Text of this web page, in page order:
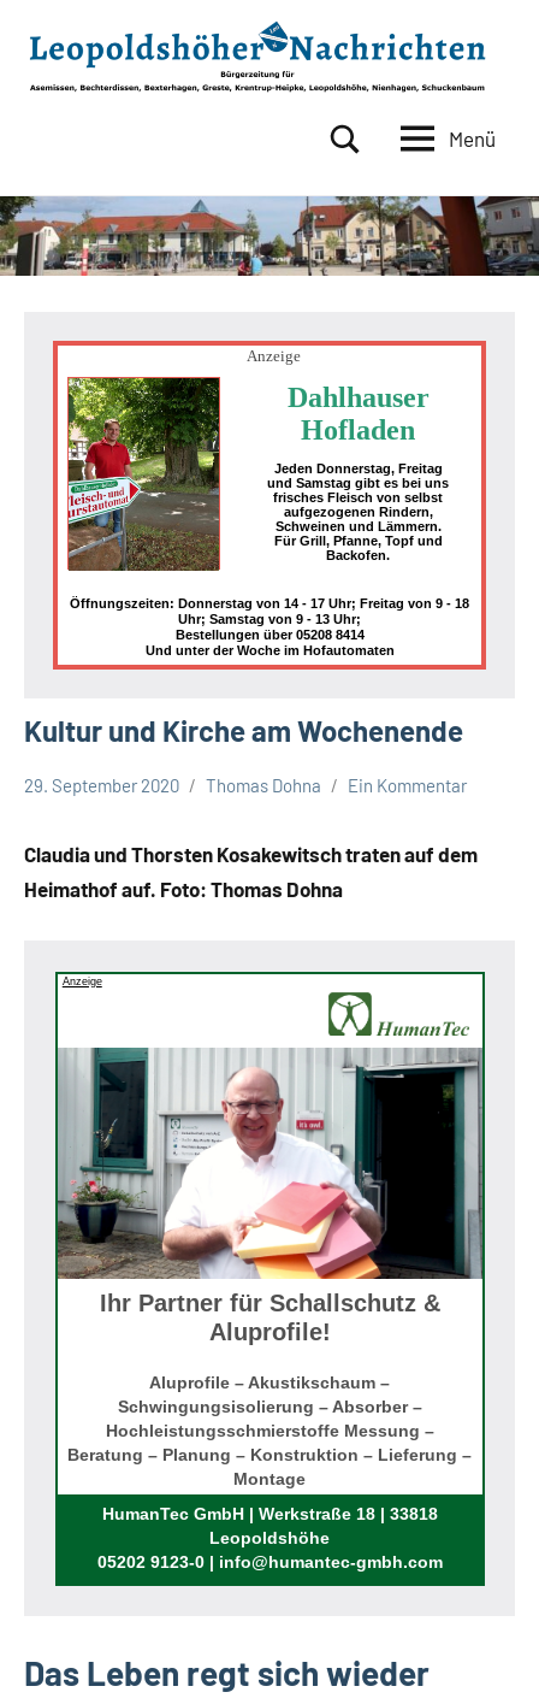
Inhalt
springen
Nachrichten
Asemissen,
Bechterdissen,
Bexterhagen,
Leopoldshöhe,
Nienhagen,
Schuckenbaum
Menü
Anzeige
Dahlhauser
Hofladen
Jeden Donnerstag, Freitag
und Samstag gibt es bei uns
frisches Fleisch von selbst
aufgezogenen Rindern,
Schweinen und Lämmern.
Für Grill, Pfanne, Topf und
Backofen.
Öffnungszeiten: Donnerstag von 14 - 17 Uhr; Freitag von 9 - 18
Uhr; Samstag von 9 - 13 Uhr;
Bestellungen über 05208 8414
Und unter der Woche im Hofautomaten
Kultur und Kirche am Wochenende
Themen
29. September 2020 Thomas Dohna Ein Kommentar
Claudia und Thorsten Kosakewitsch traten auf dem
Heimathof auf. Foto: Thomas Dohna
Anzeige
Ihr Partner für Schallschutz &
Aluprofile!
Aluprofile – Akustikschaum –
Schwingungsisolierung – Absorber –
Hochleistungsschmierstoffe Messung –
Beratung – Planung – Konstruktion – Lieferung –
Montage
Rufen Sie uns an!
HumanTec GmbH | Werkstraße 18 | 33818
Leopoldshöhe
05202 9123-0 | info@humantec-gmbh.com
Das Leben regt sich wieder